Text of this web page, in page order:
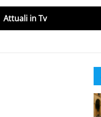
Attuali in Tv